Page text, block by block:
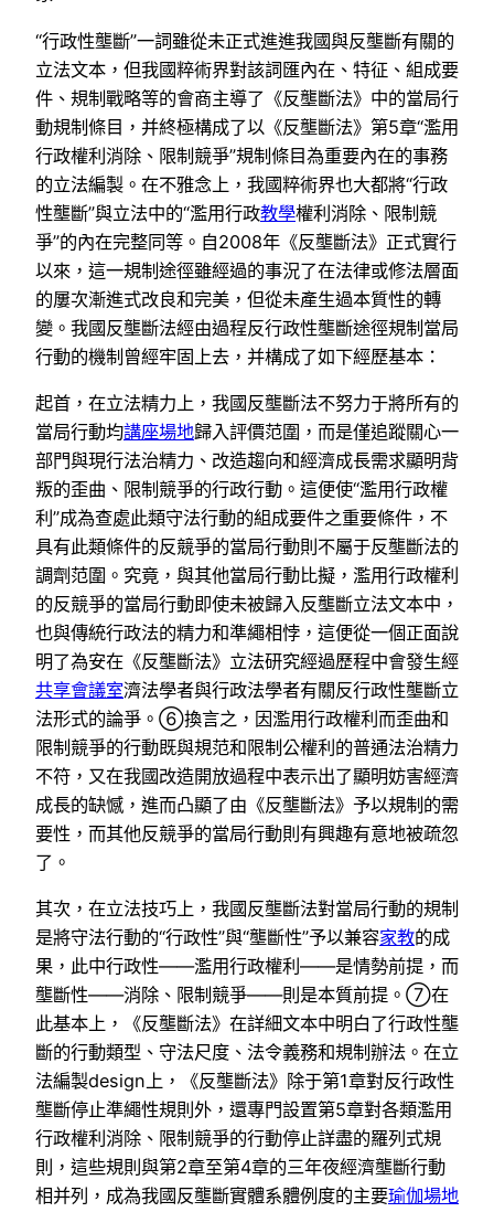
“行政性壟斷”一詞雖從未正式進進我國與反壟斷有關的
立法文本，但我國粹術界對該詞匯內在、特征、組成要
件、規制戰略等的會商主導了《反壟斷法》中的當局行
動規制條目，并終極構成了以《反壟斷法》第5章“濫用
行政權利消除、限制競爭”規制條目為重要內在的事務
的立法編製。在不雅念上，我國粹術界也大都將“行政
性壟斷”與立法中的“濫用行政教學權利消除、限制競
爭”的內在完整同等。自2008年《反壟斷法》正式實行
以來，這一規制途徑雖經過的事況了在法律或修法層面
的屢次漸進式改良和完美，但從未產生過本質性的轉
變。我國反壟斷法經由過程反行政性壟斷途徑規制當局
行動的機制曾經牢固上去，并構成了如下經歷基本：
起首，在立法精力上，我國反壟斷法不努力于將所有的
當局行動均講座場地歸入評價范圍，而是僅追蹤關心一
部門與現行法治精力、改造趨向和經濟成長需求顯明背
叛的歪曲、限制競爭的行政行動。這便使“濫用行政權
利”成為查處此類守法行動的組成要件之重要條件，不
具有此類條件的反競爭的當局行動則不屬于反壟斷法的
調劑范圍。究竟，與其他當局行動比擬，濫用行政權利
的反競爭的當局行動即使未被歸入反壟斷立法文本中，
也與傳統行政法的精力和準繩相悖，這便從一個正面說
明了為安在《反壟斷法》立法研究經過歷程中會發生經
共享會議室濟法學者與行政法學者有關反行政性壟斷立
法形式的論爭。⑥換言之，因濫用行政權利而歪曲和
限制競爭的行動既與規范和限制公權利的普通法治精力
不符，又在我國改造開放過程中表示出了顯明妨害經濟
成長的缺憾，進而凸顯了由《反壟斷法》予以規制的需
要性，而其他反競爭的當局行動則有興趣有意地被疏忽
了。
其次，在立法技巧上，我國反壟斷法對當局行動的規制
是將守法行動的“行政性”與“壟斷性”予以兼容家教的成
果，此中行政性——濫用行政權利——是情勢前提，而
壟斷性——消除、限制競爭——則是本質前提。⑦在
此基本上，《反壟斷法》在詳細文本中明白了行政性壟
斷的行動類型、守法尺度、法令義務和規制辦法。在立
法編製design上，《反壟斷法》除于第1章對反行政性
壟斷停止準繩性規則外，還專門設置第5章對各類濫用
行政權利消除、限制競爭的行動停止詳盡的羅列式規
則，這些規則與第2章至第4章的三年夜經濟壟斷行動
相并列，成為我國反壟斷實體系體例度的主要瑜伽場地